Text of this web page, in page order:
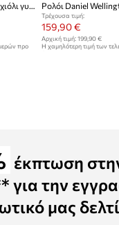
Michael Kors Σετ ρολόι και βραχιόλι γυναικείο Lexington
προ
Ρολόι Daniel
Τρέχουσα τιμή:
159,90 €
Αρχική τιμή:199,90 €
Η χαμηλότερη τιμή των
έκπτωση
για την
μας